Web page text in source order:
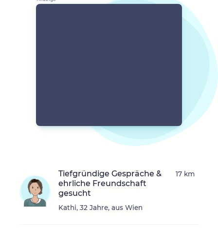
Tiefgründige Gespräche &
ehrliche Freundschaft
gesucht
Kathi, 32 Jahre, aus Wien
17 km